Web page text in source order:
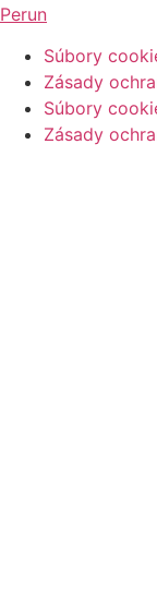
Perun
Súbory
Zásady
Súbory
Zásady